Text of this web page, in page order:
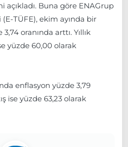
açıkladı. Buna göre ENAGrup
TÜFE), ekim ayında bir
oranında arttı. Yıllık
yüzde 60,00 olarak
enflasyon yüzde 3,79
ise yüzde 63,23 olarak